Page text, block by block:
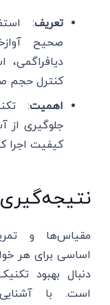
تعریف:
صحیح
دیافراگمی،
کنترل حجم
اهمیت:
جلوگیری از
کیفیت اجرا
نتیجه‌گیری
مقیاس‌ها و
اساسی برای هر
دنبال بهبود
است. با